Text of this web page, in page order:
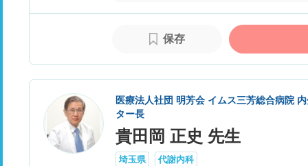
保存
医療法人社団 明芳会 イムス三芳総合病院 内
ター長
貴田岡 正史 先生
埼玉県 代謝内科